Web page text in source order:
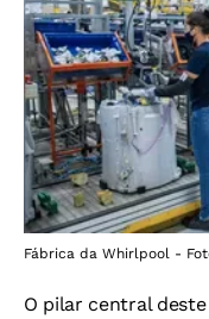
Fábrica da Whirlpool -
O pilar central